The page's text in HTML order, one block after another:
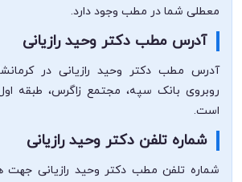
معطلی شما در مطب وجود دارد.
آدرس مطب دکتر وحید رازیانی
آدرس مطب دکتر وحید رازیانی در
است.
شماره تلفن دکتر وحید رازیانی
شماره تلفن مطب دکتر وحید رازیانی جهت